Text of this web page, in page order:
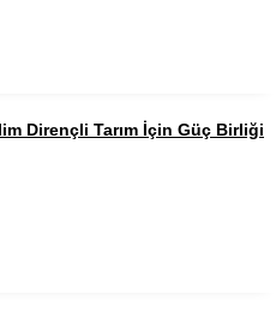
Dirençli Tarım İçin Güç Birliği